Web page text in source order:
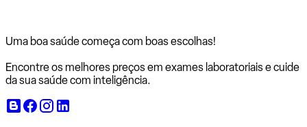
Uma boa saúde começa com boas escolhas!
Encontre os melhores preços em exames laboratoriais e cuide
da sua saúde com inteligência.